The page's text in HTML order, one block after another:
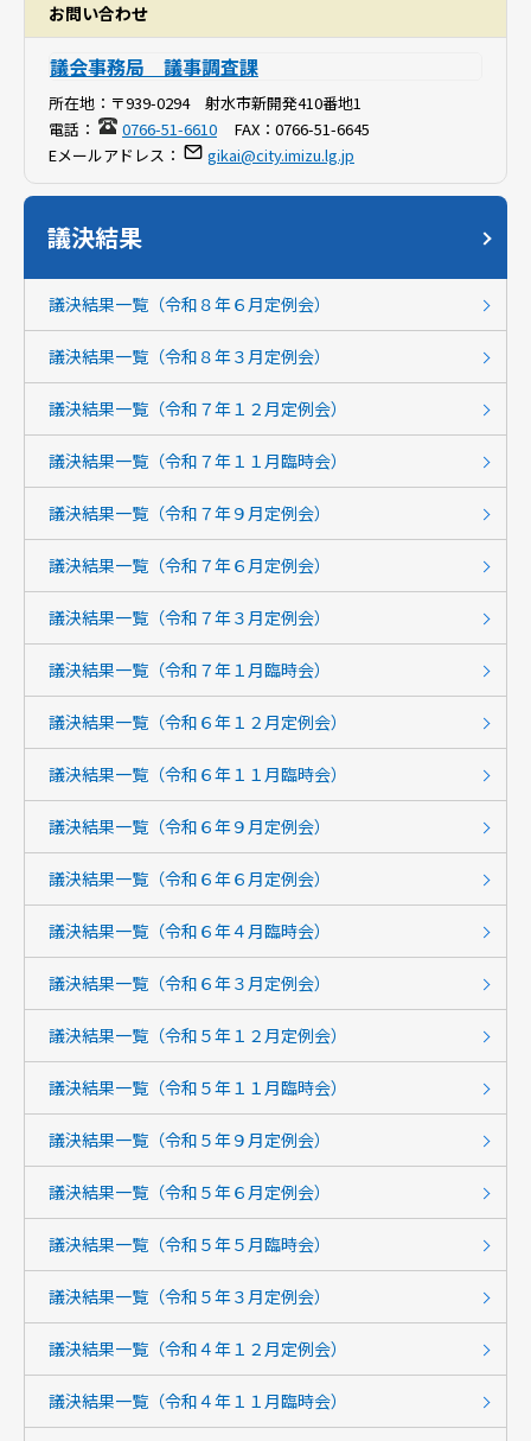
お問い合わせ
議会事務局 議事調査課
所在地： 〒939-0294 射水市新開発410番地1
電話：
0766-51-6610 FAX： 0766-51-6645
Eメールアドレス：
gikai@city.imizu.lg.jp
議決結果
議決結果一覧（令和８年６月定例会）
議決結果一覧（令和８年３月定例会）
議決結果一覧（令和７年１２月定例会）
議決結果一覧（令和７年１１月臨時会）
議決結果一覧（令和７年９月定例会）
議決結果一覧（令和７年６月定例会）
議決結果一覧（令和７年３月定例会）
議決結果一覧（令和７年１月臨時会）
議決結果一覧（令和６年１２月定例会）
議決結果一覧（令和６年１１月臨時会）
議決結果一覧（令和６年９月定例会）
議決結果一覧（令和６年６月定例会）
議決結果一覧（令和６年４月臨時会）
議決結果一覧（令和６年３月定例会）
議決結果一覧（令和５年１２月定例会）
議決結果一覧（令和５年１１月臨時会）
議決結果一覧（令和５年９月定例会）
議決結果一覧（令和５年６月定例会）
議決結果一覧（令和５年５月臨時会）
議決結果一覧（令和５年３月定例会）
議決結果一覧（令和４年１２月定例会）
議決結果一覧（令和４年１１月臨時会）